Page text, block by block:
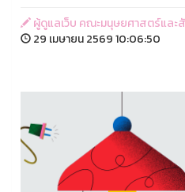
ผู้ดูแลเว็บ คณะมนุษยศาสตร์และ
29 เมษายน 2569 10:06:50